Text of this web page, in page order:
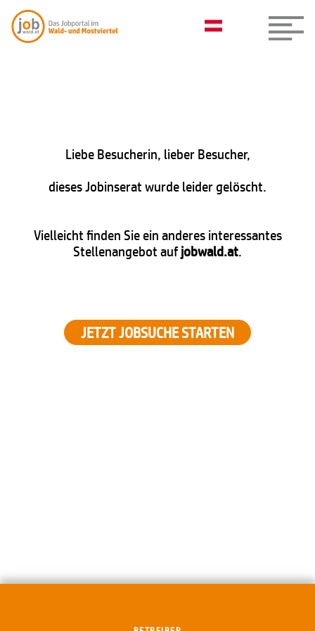
Liebe Besucherin, lieber Besucher,
dieses Jobinserat wurde leider gelöscht.
Vielleicht finden Sie ein anderes interessantes
Stellenangebot aufjobwald.at.
JETZT JOBSUCHE STARTEN